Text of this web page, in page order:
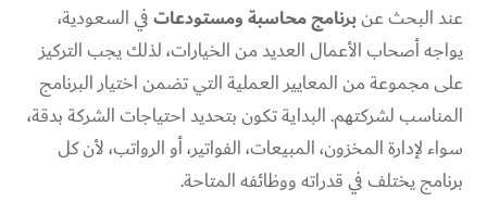
عند البحث عنبرنامج محاسبة ومستودعاتفي السعودية،
يواجه أصحاب الأعمال العديد من الخيارات، لذلك يجب التركيز
على مجموعة من المعايير العملية التي تضمن اختيار البرنامج
المناسب لشركتهم. البداية تكون بتحديد احتياجات الشركة بدقة،
سواء لإدارة المخزون، المبيعات، الفواتير، أو الرواتب، لأن كل
برنامج يختلف في قدراته ووظائفه المتاحة.